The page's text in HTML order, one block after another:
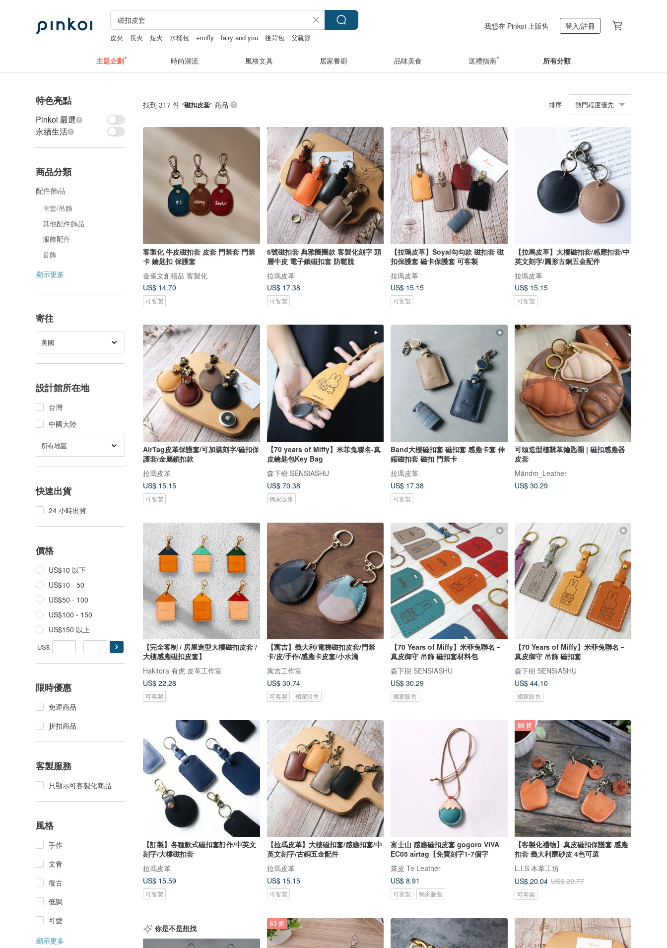
皮夾 長夾 短夾 水桶包 +miffy fairy and you 後背包 父親節
我想在 Pinkoi 上販售 登入/註冊
主題企劃 時尚潮流 風格文具 居家餐廚 品味美食 送禮指南 所有分類
特色亮點
Pinkoi 嚴選
永續生活
商品分類
配件飾品
卡套/吊飾
其他配件飾品
服飾配件
首飾
顯示更多
寄往
美國
設計館所在地
台灣
中國大陸
所有地區
快速出貨
24 小時出貨
價格
US$10 以下
US$10 - 50
US$50 - 100
US$100 - 150
US$150 以上
US$ -
限時優惠
免運商品
折扣商品
客製服務
只顯示可客製化商品
風格
手作
文青
復古
低調
可愛
顯示更多
找到 317 件 “磁扣皮套” 商品 排序 熱門程度優先
客製化 牛皮磁扣套 皮套 門禁套 門禁
卡 鑰匙扣 保護套
金雀文創禮品 客製化
US$ 14.70
可客製
6號磁扣套 典雅圈圈款 客製化刻字 頭
層牛皮 電子鎖磁扣套 防鬆脫
拉瑪皮革
US$ 17.38
可客製
【拉瑪皮革】Soyal勾勾款 磁扣套 磁
扣保護套 磁卡保護套 可客製
拉瑪皮革
US$ 15.15
可客製
【拉馬皮革】大樓磁扣套/感應扣套/中
英文刻字/圓形古銅五金配件
拉瑪皮革
US$ 15.15
可客製
AirTag皮革保護套/可加購刻字/磁扣保
護套/金屬鎖扣款
拉瑪皮革
US$ 15.15
可客製
【70 years of Miffy】米菲兔聯名-真
皮鑰匙包Key Bag
森下樹 SENSIASHU
US$ 70.38
獨家販售
Band大樓磁扣套 磁扣套 感應卡套 伸
縮磁扣套 磁扣 門禁卡
拉瑪皮革
US$ 17.38
可客製
可頌造型植鞣革鑰匙圈 | 磁扣感應器
皮套
Mändm_Leather
US$ 30.29
【完全客制 / 房屋造型大樓磁扣皮套 /
大樓感應磁扣皮套】
Hakitora 有虎 皮革工作室
US$ 22.28
可客製
【寓吉】義大利/電梯磁扣皮套/門禁
卡/皮/手作/感應卡皮套/小水滴
寓吉工作室
US$ 30.74
可客製 獨家販售
【70 Years of Miffy】米菲兔聯名－
真皮御守 吊飾 磁扣套材料包
森下樹 SENSIASHU
US$ 30.29
獨家販售
【70 Years of Miffy】米菲兔聯名－
真皮御守 吊飾 磁扣套
森下樹 SENSIASHU
US$ 44.10
獨家販售
【訂製】各種款式磁扣套訂作/中英文
刻字/大樓磁扣套
拉瑪皮革
US$ 15.59
可客製
【拉瑪皮革】大樓磁扣套/感應扣套/中
英文刻字/古銅五金配件
拉瑪皮革
US$ 15.15
可客製
富士山 感應磁扣皮套 gogoro VIVA
EC05 airtag【免費刻字1-7個字
茶皮 Te Leather
US$ 8.91
可客製 獨家販售
88 折
【客製化禮物】真皮磁扣保護套 感應
扣套 義大利磨砂皮 4色可選
L.I.S 本革工坊
US$ 20.04 US$ 22.77
可客製
你是不是想找 63 折